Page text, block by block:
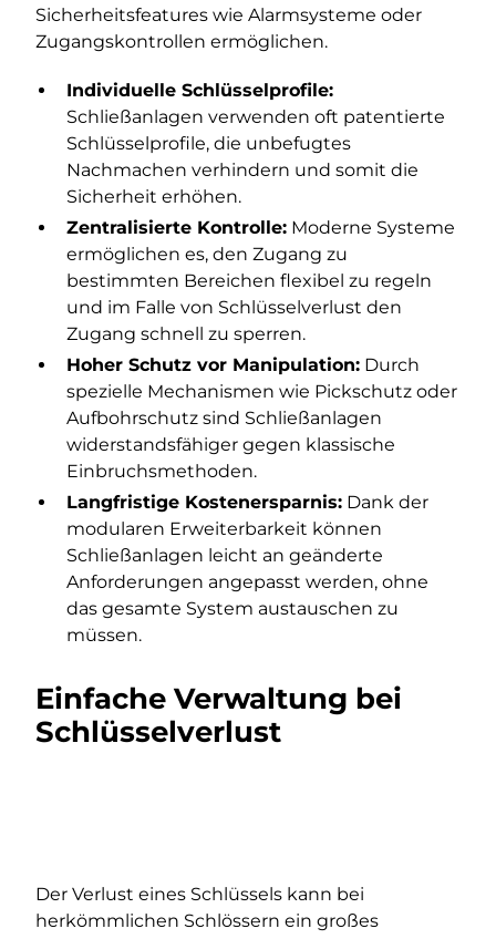
Sicherheitsfeatures wie Alarmsysteme oder
Zugangskontrollen ermöglichen.
Individuelle Schlüsselprofile:
Schließanlagen verwenden oft patentierte
Schlüsselprofile, die unbefugtes
Nachmachen verhindern und somit die
Sicherheit erhöhen.
Zentralisierte Kontrolle: Moderne Systeme
ermöglichen es, den Zugang zu
bestimmten Bereichen flexibel zu regeln
und im Falle von Schlüsselverlust den
Zugang schnell zu sperren.
Hoher Schutz vor Manipulation: Durch
spezielle Mechanismen wie Pickschutz oder
Aufbohrschutz sind Schließanlagen
widerstandsfähiger gegen klassische
Einbruchsmethoden.
Langfristige Kostenersparnis: Dank der
modularen Erweiterbarkeit können
Schließanlagen leicht an geänderte
Anforderungen angepasst werden, ohne
das gesamte System austauschen zu
müssen.
Einfache Verwaltung bei
Schlüsselverlust
Der Verlust eines Schlüssels kann bei
herkömmlichen Schlössern ein großes